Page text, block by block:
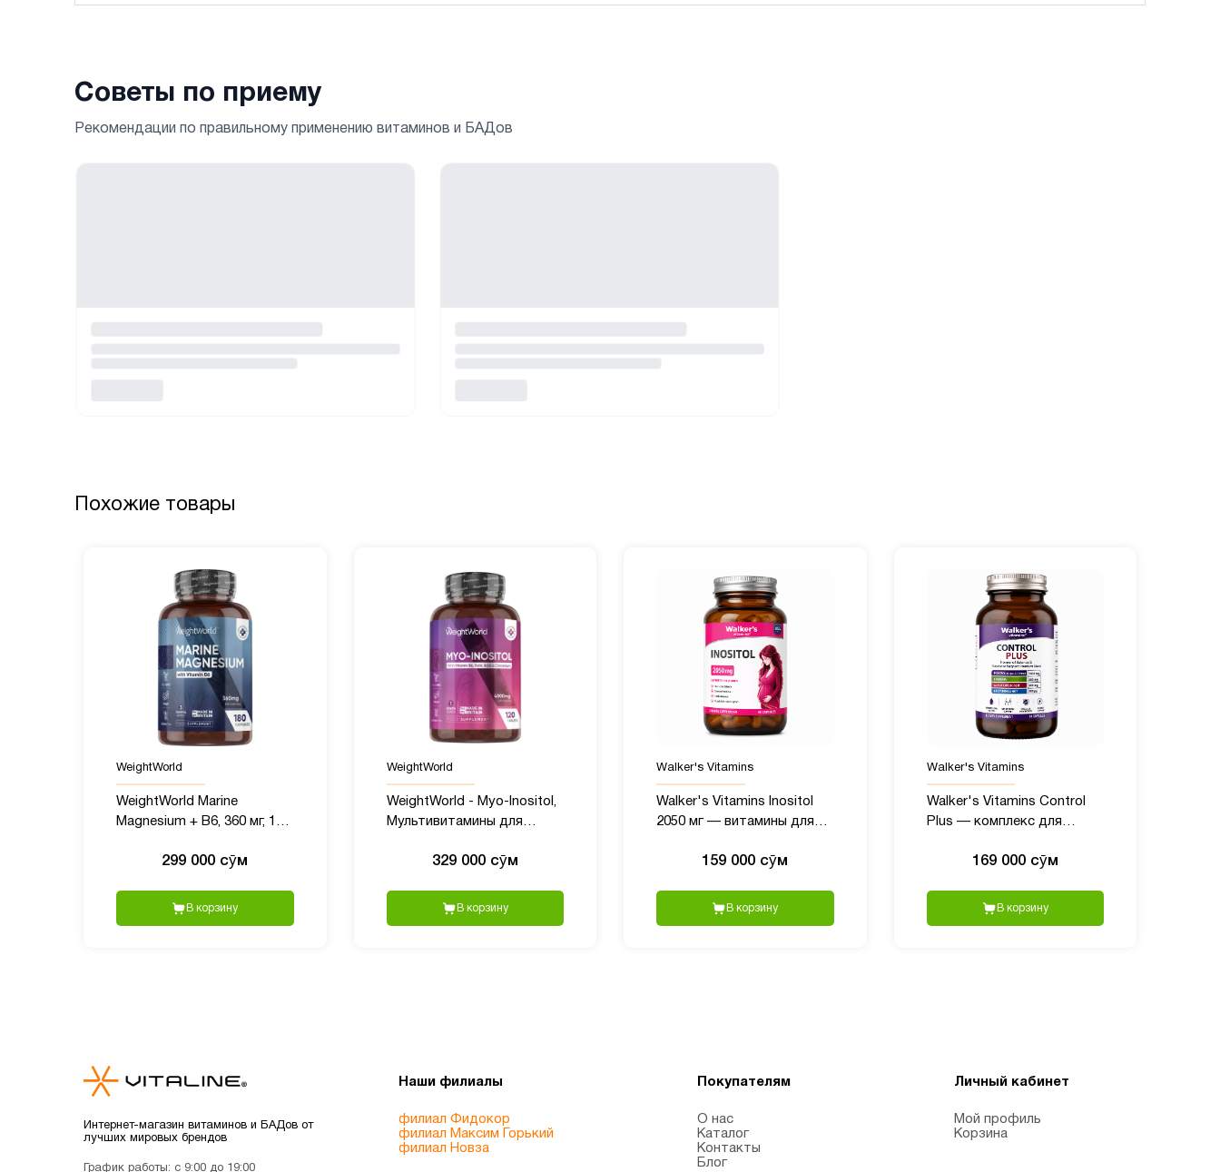
Советы по приему
Рекомендации по правильному применению витаминов и БАДов
Похожие товары
WeightWorld
WeightWorld Marine
Magnesium + B6, 360 мг, 180
299 000 сӯм
В корзину
WeightWorld
WeightWorld - Myo-Inositol,
Мультивитамины для
Инозитолом, 4000 мг, 120
329 000 сӯм
В корзину
Walker's Vitamins
Walker's Vitamins Inositol
2050 мг — витамины для
159 000 сӯм
В корзину
Walker's Vitamins
Walker's Vitamins Control
Plus — комплекс для
метаболизма, 90 капсул
169 000 сӯм
В корзину
Интернет-магазин витаминов и БАДов от
лучших мировых брендов
График работы: с 9:00 до 19:00
Наши филиалы
филиал Фидокор
филиал Максим Горький
филиал Новза
Покупателям
О нас
Каталог
Контакты
Блог
Личный кабинет
Мой профиль
Корзина